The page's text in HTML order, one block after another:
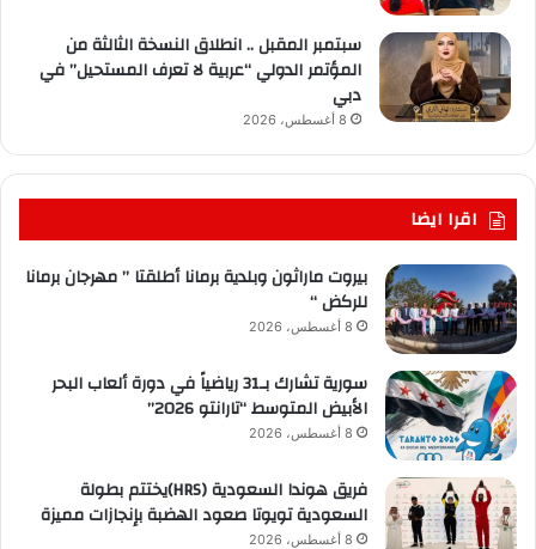
سبتمبر المقبل .. انطلاق النسخة الثالثة من
المؤتمر الدولي “عربية لا تعرف المستحيل” في
دبي
8 أغسطس، 2026
اقرا ايضا
بيروت ماراثون وبلدية برمانا أطلقتا ” مهرجان برمانا
للركض “
8 أغسطس، 2026
سورية تشارك بـ31 رياضياً في دورة ألعاب البحر
الأبيض المتوسط “تارانتو 2026”
8 أغسطس، 2026
فريق هوندا السعودية (HRS)يختتم بطولة
السعودية تويوتا صعود الهضبة بإنجازات مميزة
8 أغسطس، 2026